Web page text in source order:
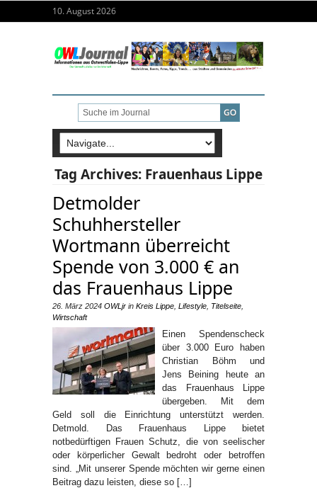
10. August 2026
Tag Archives: Frauenhaus Lippe
Detmolder
Schuhhersteller
Wortmann überreicht
Spende von 3.000 € an
das Frauenhaus Lippe
26. März 2024 OWLjr in Kreis Lippe Lifestyle Titelseite
Wirtschaft
Einen Spendenscheck
über 3.000 Euro haben
Christian Böhm und
Jens Beining heute an
das Frauenhaus Lippe
übergeben. Mit dem
Geld soll die Einrichtung unterstützt werden.
Detmold. Das Frauenhaus Lippe bietet
notbedürftigen Frauen Schutz, die von seelischer
oder körperlicher Gewalt bedroht oder betroffen
sind. „Mit unserer Spende möchten wir gerne einen
Beitrag dazu leisten, diese so […]